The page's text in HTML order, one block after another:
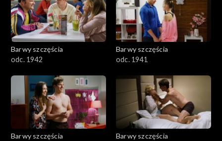
Barwy szczęścia
odc. 1942
Barwy szczęścia
odc. 1941
Barwy szczęścia
Barwy szczęścia